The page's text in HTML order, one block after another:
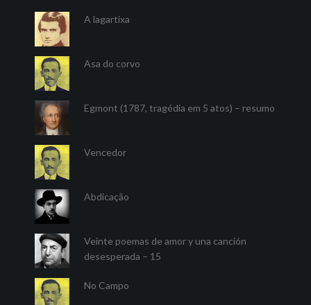
A lagartixa
Asa do corvo
Egmont (1787, tragédia em 5 atos) – resumo
Vencedor
Abdicação
Veinte poemas de amor y una canción
desesperada – 15
No Campo